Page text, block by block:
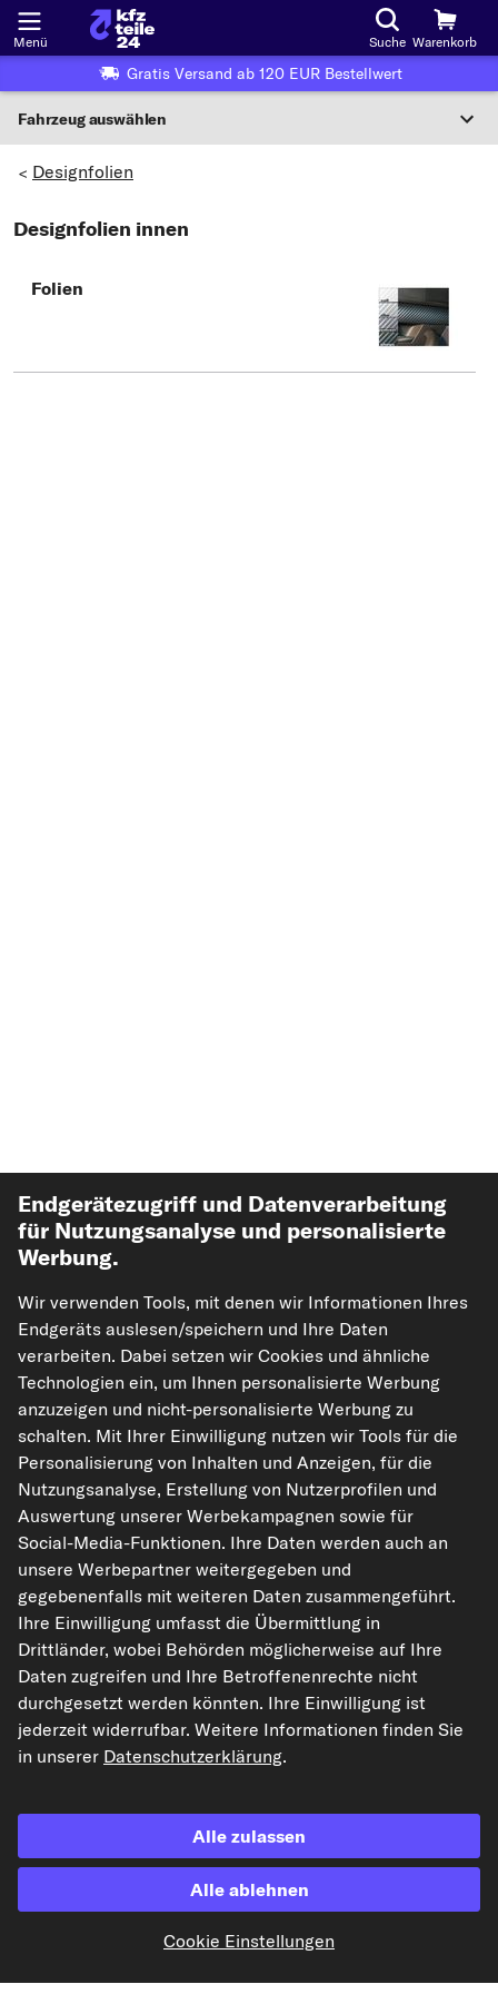
Menü Suche Warenkorb
Gratis Versand ab 120 EUR Bestellwert
Fahrzeug auswählen
Wo finde ich die?
> Designfolien
Designfolien innen
Folien
Top Automarken
Top Produkte
Mehr von kfzteile24
Hilfe & Support
Rechtliches
Akzeptierte Zahlungsarten
Unsere Versandpartner
carpardoo.nl
Endgerätezugriff und Datenverarbeitung
für Nutzungsanalyse und personalisierte
Werbung.
Wir verwenden Tools, mit denen wir Informationen Ihres
Endgeräts auslesen/speichern und Ihre Daten
verarbeiten. Dabei setzen wir Cookies und ähnliche
Technologien ein, um Ihnen personalisierte Werbung
anzuzeigen und nicht-personalisierte Werbung zu
schalten. Mit Ihrer Einwilligung nutzen wir Tools für die
Personalisierung von Inhalten und Anzeigen, für die
Nutzungsanalyse, Erstellung von Nutzerprofilen und
Auswertung unserer Werbekampagnen sowie für
Social-Media-Funktionen. Ihre Daten werden auch an
unsere Werbepartner weitergegeben und
gegebenenfalls mit weiteren Daten zusammengeführt.
Ihre Einwilligung umfasst die Übermittlung in
Drittländer, wobei Behörden möglicherweise auf Ihre
Daten zugreifen und Ihre Betroffenenrechte nicht
durchgesetzt werden könnten. Ihre Einwilligung ist
jederzeit widerrufbar. Weitere Informationen finden Sie
in unserer Datenschutzerklärung.
Alle zulassen
Alle ablehnen
Cookie Einstellungen